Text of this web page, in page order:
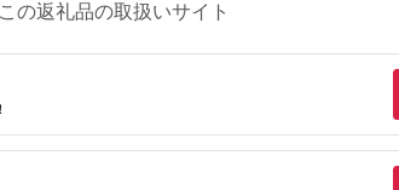
この返礼品の取扱いサイト